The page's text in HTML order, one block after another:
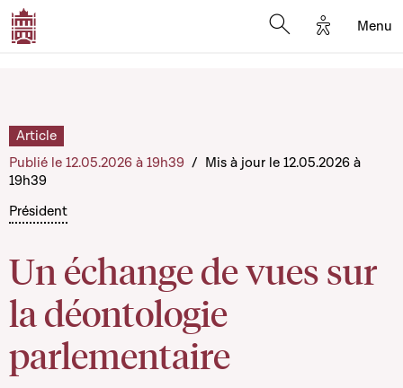
Options
Menu
Président
Un échange de vues sur
la déontologie
parlementaire
Article
Publié le 12.05.2026 à 19h39 / Mis à jour le 12.05.2026 à
19h39